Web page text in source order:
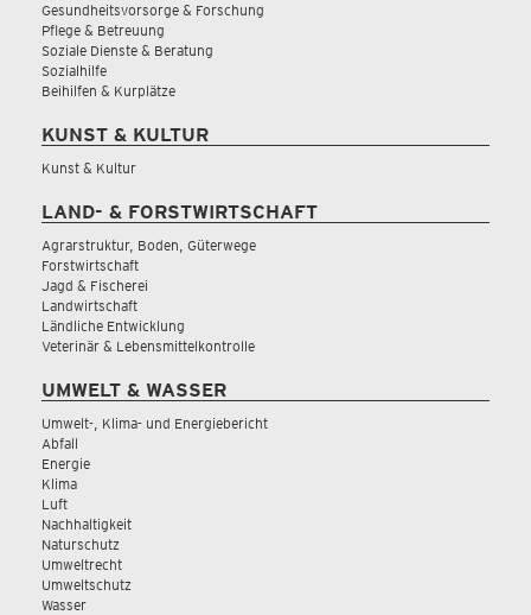
Gesundheitsvorsorge & Forschung
Pflege & Betreuung
Soziale Dienste & Beratung
Sozialhilfe
Beihilfen & Kurplätze
KUNST & KULTUR
Kunst & Kultur
LAND- & FORSTWIRTSCHAFT
Agrarstruktur, Boden, Güterwege
Forstwirtschaft
Jagd & Fischerei
Landwirtschaft
Ländliche Entwicklung
Veterinär & Lebensmittelkontrolle
UMWELT & WASSER
Umwelt-, Klima- und Energiebericht
Abfall
Energie
Klima
Luft
Nachhaltigkeit
Naturschutz
Umweltrecht
Umweltschutz
Wasser